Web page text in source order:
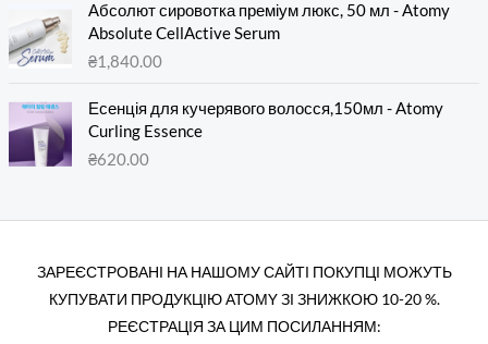
Абсолют сировотка преміум люкс, 50 мл - Atomy
Absolute CellActive Serum
₴1,840.00
Есенція для кучерявого волосся,150мл - Atomy
Curling Essence
₴620.00
ЗАРЕЄСТРОВАНІ НА НАШОМУ САЙТІ ПОКУПЦІ МОЖУТЬ
КУПУВАТИ ПРОДУКЦІЮ АТОМY ЗІ ЗНИЖКОЮ 10-20 %.
РЕЄСТРАЦІЯ ЗА ЦИМ ПОСИЛАННЯМ: